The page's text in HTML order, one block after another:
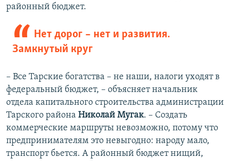
районный бюджет.
Нет дорог – нет и развития.
Замкнутый круг
– Все Тарские богатства – не наши, налоги уходят в
федеральный бюджет, – объясняет начальник
отдела капитального строительства администрации
Тарского района Николай Мугак. – Создать
коммерческие маршруты невозможно, потому что
предпринимателям это невыгодно: народу мало,
транспорт бьется. А районный бюджет нищий,